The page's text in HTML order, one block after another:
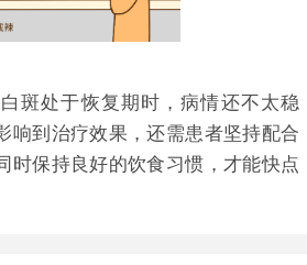
处于恢复期时，病情还不太稳
响到治疗效果，还需患者坚持配合
时保持良好的饮食习惯，才能快点